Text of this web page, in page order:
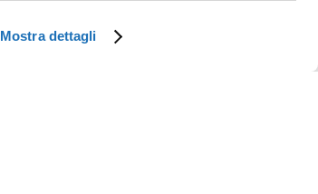
Mostra dettagli